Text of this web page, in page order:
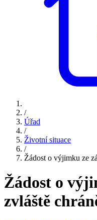
/
Úřad
/
Životní situace
/
Žádost o výjimku ze
Žádost o
zvláště